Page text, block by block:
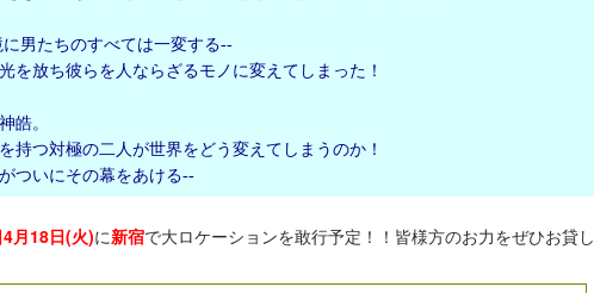
に男たちのすべては一変する--
を放ち彼らを人ならざるモノに変えてしまった！
皓。
持つ対極の二人が世界をどう変えてしまうのか！
ついにその幕をあける--
月18日(火)に新宿で大ロケーションを敢行予定！！皆様方のお力をぜひお貸し